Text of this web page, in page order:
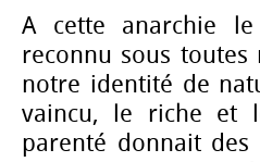
A cette anarchie
reconnu sous toutes
notre identité de
vaincu, le riche et
parenté donnait